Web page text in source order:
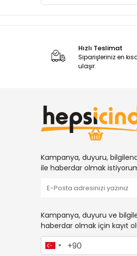
Hızlı Teslimat
Siparişleriniz en
ulaşır.
Kampanya, duyuru,
ile haberdar olmak
Kampanya, duyuru ve
haberdar olmak için kayıt